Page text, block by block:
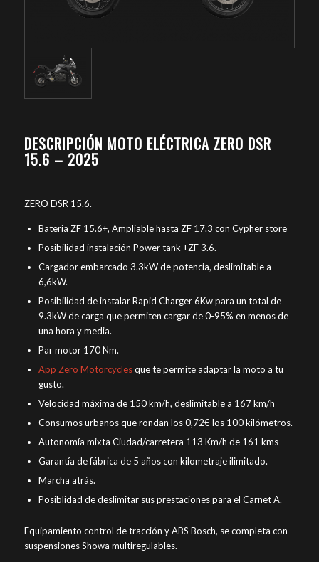
DESCRIPCIÓN MOTO ELÉCTRICA ZERO DSR
15.6 – 2025
ZERO DSR 15.6.
Bateria ZF 15.6+, Ampliable hasta ZF 17.3 con Cypher store
Posibilidad instalación Power tank +ZF 3.6.
Cargador embarcado 3.3kW de potencia, deslimitable a
6,6kW.
Posibilidad de instalar Rapid Charger 6Kw para un total de
9.3kW de carga que permiten cargar de 0-95% en menos de
una hora y media.
Par motor 170 Nm.
App Zero Motorcyclesque te permite adaptar la moto a tu
gusto.
Velocidad máxima de 150 km/h, deslimitable a 167 km/h
Consumos urbanos que rondan los 0,72€ los 100 kilómetros.
Autonomía mixta Ciudad/carretera 113 Km/h de 161 kms
Garantía de fábrica de 5 años con kilometraje ilimitado.
Marcha atrás.
Posiblidad de deslimitar sus prestaciones para el Carnet A.
Equipamiento control de tracción y ABS Bosch, se completa con
suspensiones Showa multiregulables.